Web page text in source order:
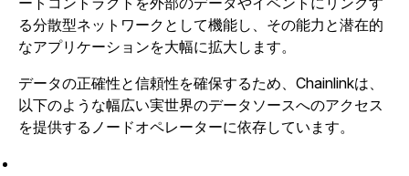
る分散型ネットワークとして機能し、その能力と潜在的
なアプリケーションを大幅に拡大します。
データの正確性と信頼性を確保するため、Chainlinkは、
以下のような幅広い実世界のデータソースへのアクセス
を提供するノードオペレーターに依存しています。